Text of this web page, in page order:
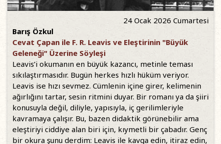
24 Ocak 2026 Cumartesi
Barış Özkul
Cevat Çapan ile F. R. Leavis ve Eleştirinin "Büyük
Geleneği" Üzerine Söyleşi
Leavis’i okumanın en büyük kazancı, metinle teması
sıkılaştırmasıdır. Bugün herkes hızlı hüküm veriyor.
Leavis ise hızı sevmez. Cümlenin içine girer, kelimenin
ağırlığını tartar, sesin ritmini duyar. Bir romanı ya da şiiri
konusuyla değil, diliyle, yapısıyla, iç gerilimleriyle
kavramaya çalışır. Bu, bazen didaktik görünebilir ama
eleştiriyi ciddiye alan biri için, kıymetli bir çabadır. Genç
bir okura şunu derdim: Leavis ile kavga edin, itiraz edin,